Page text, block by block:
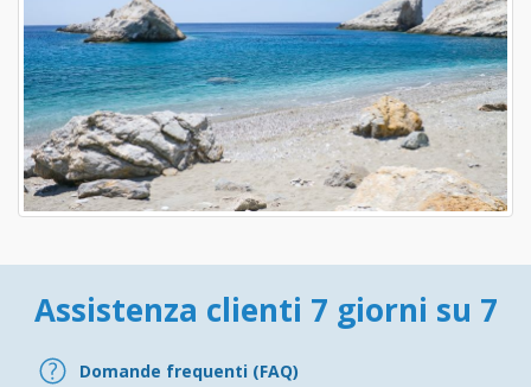
Assistenza clienti 7 giorni su 7
Domande frequenti (FAQ)